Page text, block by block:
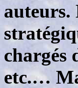
auteurs.
chargés
etc.…